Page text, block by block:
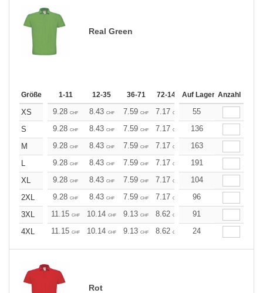
Real Green
Größe 1-11 12-35 36-71 72-143 144-287 288 +
Auf Lager Anzahl
XS 9.28 CHF 8.43 CHF 7.59 CHF 7.17 CHF 6.75
55
S
9.28 CHF 8.43 CHF 7.59 CHF 7.17 CHF 6.75
136
M
9.28 CHF 8.43 CHF 7.59 CHF 7.17 CHF 6.75
163
L
9.28 CHF 8.43 CHF 7.59 CHF 7.17 CHF 6.75
191
XL
9.28 CHF 8.43 CHF 7.59 CHF 7.17 CHF 6.75
104
2XL
9.28 CHF 8.43 CHF 7.59 CHF 7.17 CHF 6.75
96
3XL
11.15 CHF 10.14 CHF 9.13 CHF 8.62 CHF 8.11
91
4XL
11.15 CHF 10.14 CHF 9.13 CHF 8.62 CHF 8.11
24
Rot